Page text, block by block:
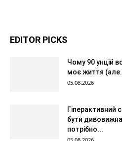
EDITOR PICKS
Чому 90 унцій
моє життя
05.08.2026
Гіперактивний
бути
потрібно...